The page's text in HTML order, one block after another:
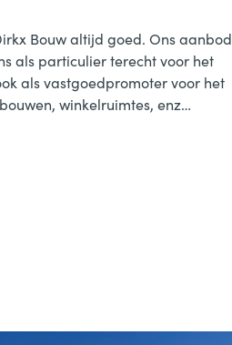
Bouw altijd goed. Ons aanbod
als particulier terecht voor het
als vastgoedpromoter voor het
winkelruimtes, enz…